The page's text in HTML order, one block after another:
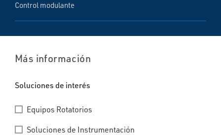
Control modulante
Más información
Soluciones de interés
Equipos Rotatorios
Soluciones de Instrumentación